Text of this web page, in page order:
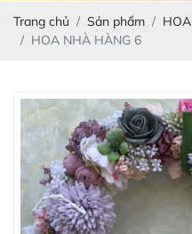
Trang chủ Sản phẩm
HOA NHÀ HÀNG 6